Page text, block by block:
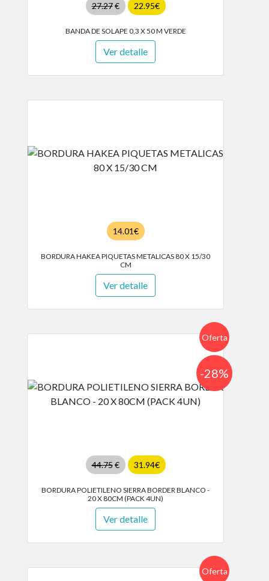
27.27€ 22.95€
BANDA DE SOLAPE 0,3 X 50 M VERDE
Ver detalle
14.01€
BORDURA HAKEA PIQUETAS METALICAS 80 X 15/30
CM
Ver detalle
Oferta
44.75€ 31.94€
-28%
BORDURA POLIETILENO SIERRA BORDER BLANCO -
20 X 80CM (PACK 4UN)
Ver detalle
Oferta